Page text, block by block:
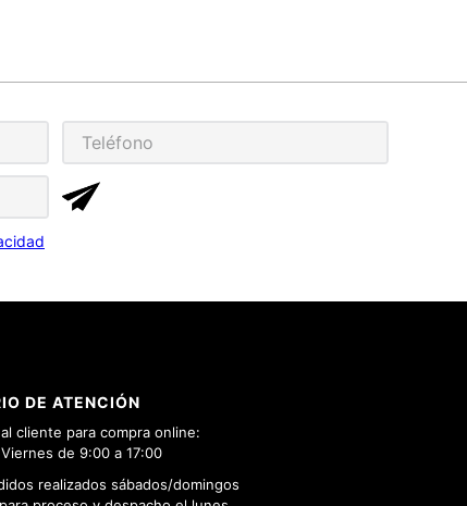
DE ATENCIÓN
cliente para compra online:
de 9:00 a 17:00
realizados sábados/domingos